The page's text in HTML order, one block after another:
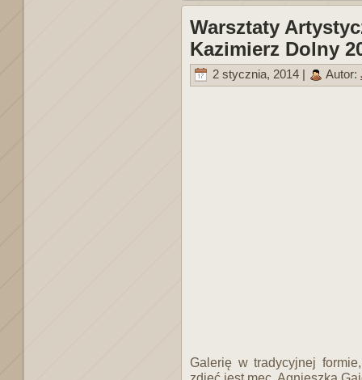
Warsztaty
Kazimierz Dolny
2 stycznia, 2014 | Autor:
Galerię w tradycyjnej